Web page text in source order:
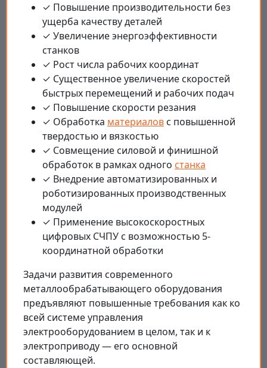
✓ Повышение производительности без
ущерба качеству деталей
✓ Увеличение энергоэффективности
станков
✓ Рост числа рабочих координат
✓ Существенное увеличение скоростей
быстрых перемещений и рабочих подач
✓ Повышение скорости резания
✓ Обработка материалов с повышенной
твердостью и вязкостью
✓ Совмещение силовой и финишной
обработок в рамках одного станка
✓ Внедрение автоматизированных и
роботизированных производственных
модулей
✓ Применение высокоскоростных
цифровых СЧПУ с возможностью 5-
координатной обработки
Задачи развития современного
металлообрабатывающего оборудования
предъявляют повышенные требования как ко
всей системе управления
электрооборудованием в целом, так и к
электроприводу — его основной
составляющей.